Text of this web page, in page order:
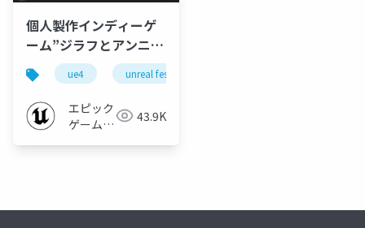
個人製作インディーゲ
ーム”ジラフとアンニ
カ” のUE4 制作事例紹
介【UNREAL FEST
EXTREME 2020
WINTER】
ue4 unreal fest
エピック
ゲームズ
43.9K